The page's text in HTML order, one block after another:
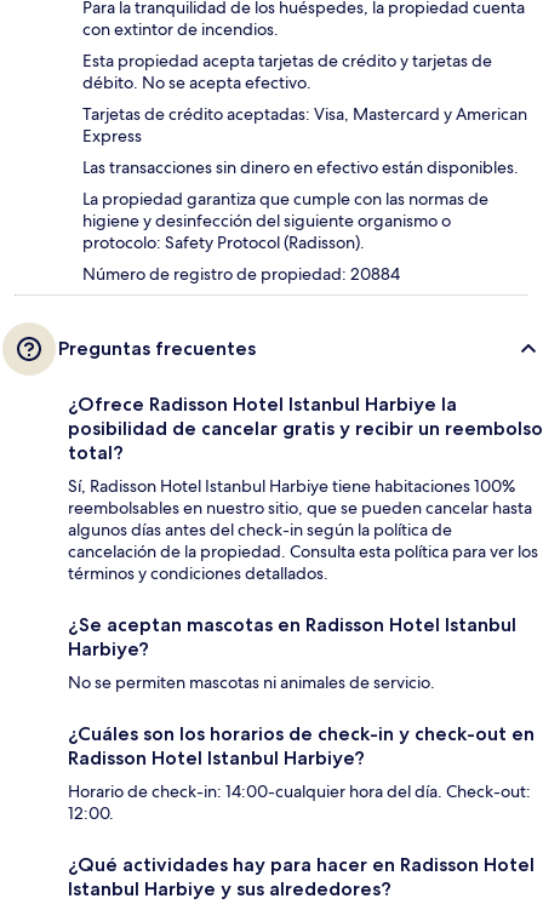
Para la tranquilidad de los huéspedes, la propiedad cuenta
con extintor de incendios.
Esta propiedad acepta tarjetas de crédito y tarjetas de
débito. No se acepta efectivo.
Tarjetas de crédito aceptadas: Visa, Mastercard y American
Express
Las transacciones sin dinero en efectivo están disponibles.
La propiedad garantiza que cumple con las normas de
higiene y desinfección del siguiente organismo o
protocolo: Safety Protocol (Radisson).
Número de registro de propiedad: 20884
Preguntas frecuentes
¿Ofrece Radisson Hotel Istanbul Harbiye la
posibilidad de cancelar gratis y recibir un reembolso
total?
Sí, Radisson Hotel Istanbul Harbiye tiene habitaciones 100%
reembolsables en nuestro sitio, que se pueden cancelar hasta
algunos días antes del check-in según la política de
cancelación de la propiedad. Consulta esta política para ver los
términos y condiciones detallados.
¿Se aceptan mascotas en Radisson Hotel Istanbul
Harbiye?
No se permiten mascotas ni animales de servicio.
¿Cuáles son los horarios de check-in y check-out en
Radisson Hotel Istanbul Harbiye?
Horario de check-in: 14:00-cualquier hora del día. Check-out:
12:00.
¿Qué actividades hay para hacer en Radisson Hotel
Istanbul Harbiye y sus alrededores?